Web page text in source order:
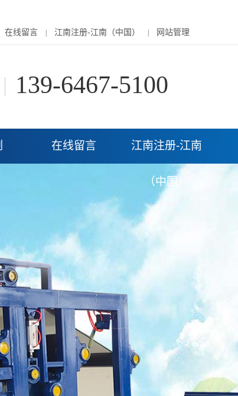
在线留言 江南注册-江南（中国） 网站管理
139-6467-5100
在线留言 江南注册-江南
（中国）